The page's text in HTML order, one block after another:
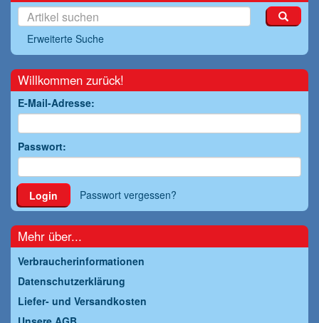
Erweiterte Suche
Willkommen zurück!
E-Mail-Adresse:
Passwort:
Login Passwort vergessen?
Mehr über...
Verbraucherinformationen
Datenschutzerklärung
Liefer- und Versandkosten